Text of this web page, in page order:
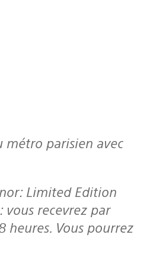
Limited Edition
vous recevrez par
heures. Vous pourrez